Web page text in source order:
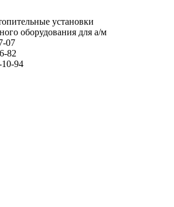
установки
оборудования для а/м
07
82
94